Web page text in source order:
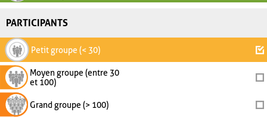
PARTICIPANTS
Petit groupe (< 30)
Moyen groupe (entre 30
et 100)
Grand groupe (> 100)